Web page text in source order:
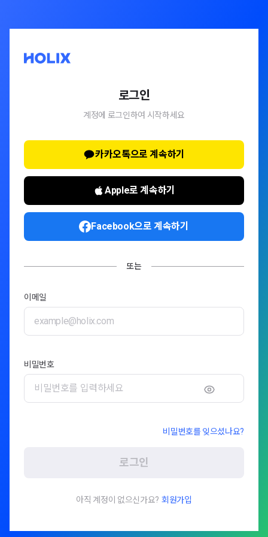
로그인
계정에 로그인하여 시작하세요
카카오톡으로 계속하기
Apple로 계속하기
Facebook으로 계속하기
또는
이메일
비밀번호
비밀번호를 잊으셨나요?
로그인
아직 계정이 없으신가요? 회원가입